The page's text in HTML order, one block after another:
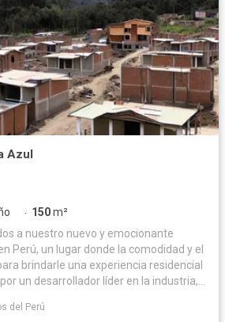
Azul
· 150m²
a nuestro nuevo y emocionante
Perú, un lugar donde la comodidad y el
brindarle una experiencia residencial
un desarrollador líder en la industria,
de primer nivel y ubicación estratégica
del Perú